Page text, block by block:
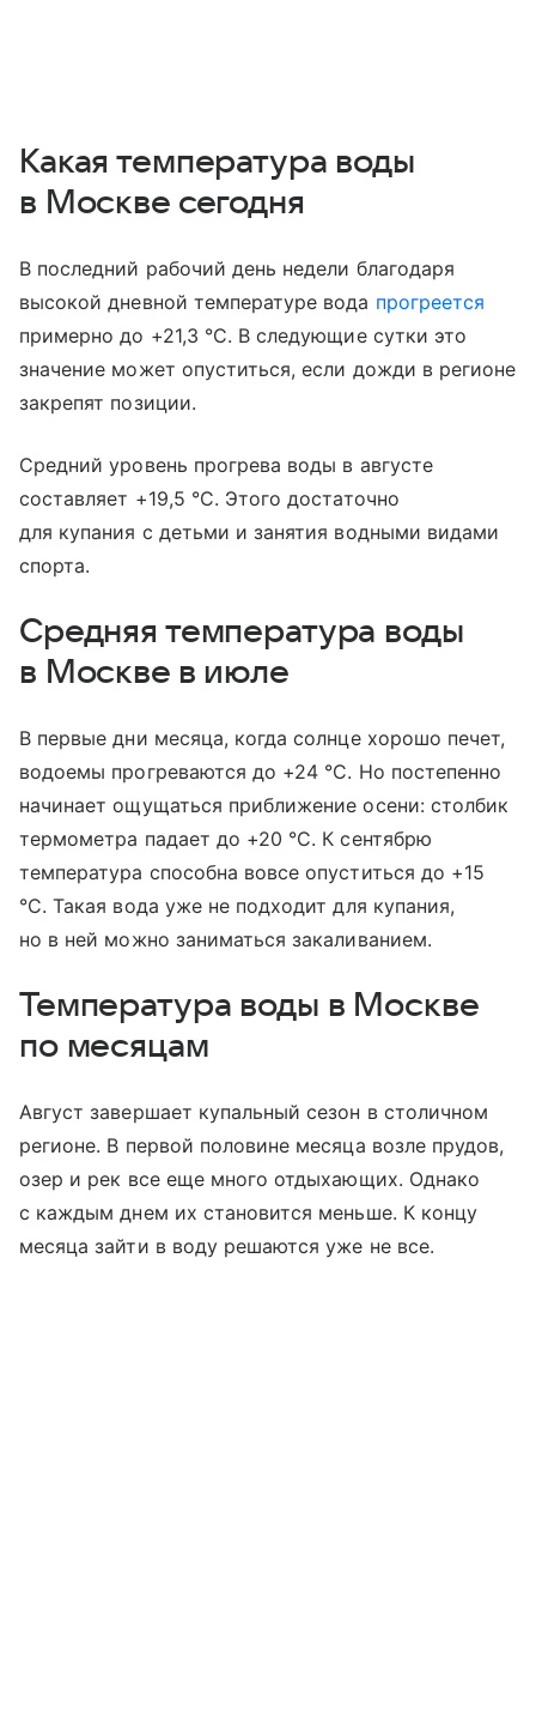
Какая температура воды
в Москве сегодня
В последний рабочий день недели благодаря
высокой дневной температуре вода прогреется
примерно до +21,3 °C. В следующие сутки это
значение может опуститься, если дожди в регионе
закрепят позиции.
Средний уровень прогрева воды в августе
составляет +19,5 °C. Этого достаточно
для купания с детьми и занятия водными видами
спорта.
Средняя температура воды
в Москве в июле
В первые дни месяца, когда солнце хорошо печет,
водоемы прогреваются до +24 °C. Но постепенно
начинает ощущаться приближение осени: столбик
термометра падает до +20 °C. К сентябрю
температура способна вовсе опуститься до +15
°C. Такая вода уже не подходит для купания,
но в ней можно заниматься закаливанием.
Температура воды в Москве
по месяцам
Август завершает купальный сезон в столичном
регионе. В первой половине месяца возле прудов,
озер и рек все еще много отдыхающих. Однако
с каждым днем их становится меньше. К концу
месяца зайти в воду решаются уже не все.